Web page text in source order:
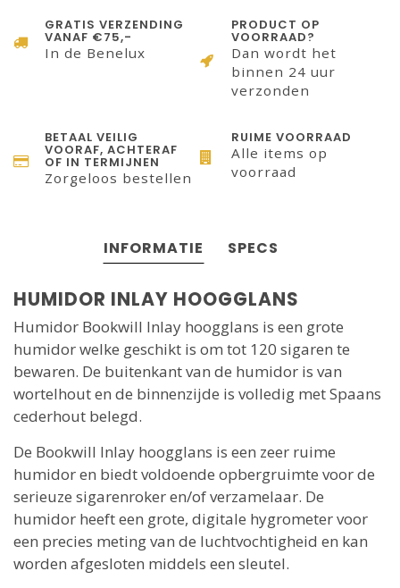
GRATIS VERZENDING
VANAF €75,-
In de Benelux
PRODUCT OP
VOORRAAD?
Dan wordt het
binnen 24 uur
verzonden
BETAAL VEILIG
VOORAF, ACHTERAF
OF IN TERMIJNEN
Zorgeloos bestellen
RUIME VOORRAAD
Alle items op
voorraad
INFORMATIE SPECS
HUMIDOR INLAY HOOGGLANS
Humidor Bookwill Inlay hoogglans is een grote
humidor welke geschikt is om tot 120 sigaren te
bewaren. De buitenkant van de humidor is van
wortelhout en de binnenzijde is volledig met Spaans
cederhout belegd.
De Bookwill Inlay hoogglans is een zeer ruime
humidor en biedt voldoende opbergruimte voor de
serieuze sigarenroker en/of verzamelaar. De
humidor heeft een grote, digitale hygrometer voor
een precies meting van de luchtvochtigheid en kan
worden afgesloten middels een sleutel.